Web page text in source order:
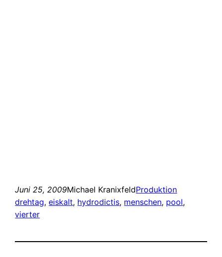
Juni 25, 2009Michael KranixfeldProduktion
drehtag, eiskalt, hydrodictis, menschen, pool
vierter